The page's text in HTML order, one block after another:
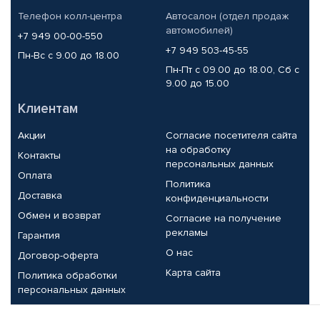
Телефон колл-центра
+7 949 00-00-550
Пн-Вс с 9.00 до 18.00
Автосалон (отдел продаж
автомобилей)
+7 949 503-45-55
Пн-Пт с 09.00 до 18.00, Сб с
9.00 до 15.00
Клиентам
Акции
Контакты
Оплата
Доставка
Обмен и возврат
Гарантия
Договор-оферта
Политика обработки
персональных данных
Согласие посетителя сайта
на обработку
персональных данных
Политика
конфиденциальности
Согласие на получение
рекламы
О нас
Карта сайта